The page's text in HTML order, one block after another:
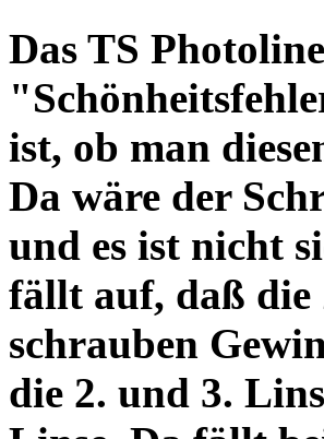
Das TS
ist, ob man
Da wäre der
und es ist nicht
fällt auf, daß
schrauben
die 2. und 3.